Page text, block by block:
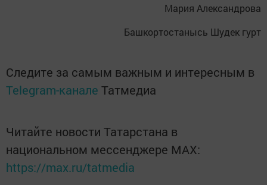
Мария Александрова
Башкортостанысь Шудек гурт
Следите за самым важным и интересным в
Telegram-канале Татмедиа
Читайте новости Татарстана в
национальном мессенджере MАХ:
https://max.ru/tatmedia